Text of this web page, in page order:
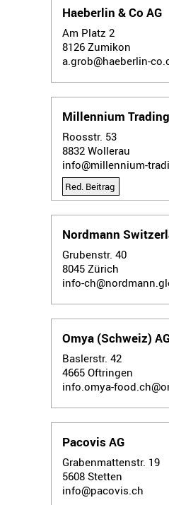
Haeberlin & Co AG
Am Platz 2
8126 Zumikon
a.grob@haeberlin-
Millennium
Roosstr. 53
8832 Wollerau
info@millennium-
Red. Beitrag
Nordmann
Grubenstr. 40
8045 Zürich
info-
Omya (Schweiz)
Baslerstr. 42
4665 Oftringen
info.omya-
Pacovis AG
Grabenmattenstr. 19
5608 Stetten
info@pacovis.ch